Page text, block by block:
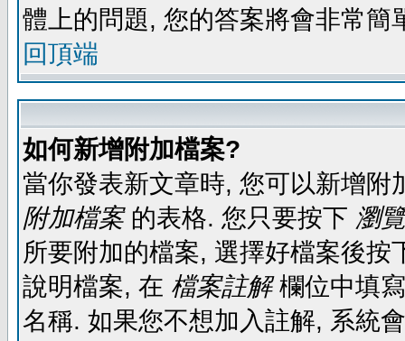
體上的問題, 您的答案將會非常簡
回頂端
如何新增附加檔案?
當你發表新文章時, 您可以新增
附加檔案的表格. 您只要按下 瀏
所要附加的檔案, 選擇好檔案後
說明檔案, 在 檔案註解欄位中填
名稱. 如果您不想加入註解, 系統